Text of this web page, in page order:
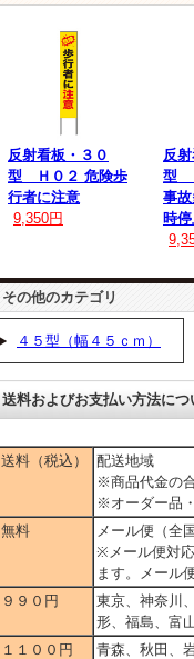
反射看板・３０
型 Ｈ０２ 危険歩
行者に注意
9,350円
反
型
事
時
その他のカテゴリ
４５型（幅４５ｃｍ）
送料およびお支払い方法につ
送料（税込）
配送地域
※商品代金の
※オーダー品
無料
メール便（全
※メール便対
ます。メール
９９０円
東京、神奈川
形、福島、富
１１００円
青森、秋田、